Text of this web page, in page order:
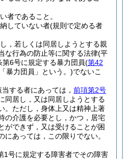
者であること。
していない者(規則で定める者
，若しくは同居しようとする親
な行為の防止等に関する法律(平
第6号に規定する暴力団員(第42
暴力団員」という。)でないこ
する者にあっては， 前項第2号
同居し，又は同居しようとする
。 ただし，身体上又は精神上著
の介護を必要とし，かつ，居宅
ができず，又は受けることが困
にあっては，この限りでない。
1号に規定する障害者でその障害